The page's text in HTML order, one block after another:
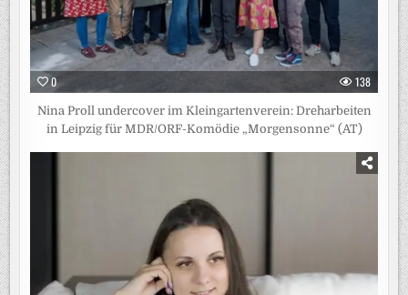
0 138
Nina Proll undercover im Kleingartenverein: Dreharbeiten
in Leipzig für MDR/ORF-Komödie „Morgensonne“ (AT)